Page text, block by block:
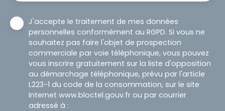
J'accepte le traitement de mes données
personnelles conformément au RGPD. Si vous ne
souhaitez pas faire l'objet de prospection
commerciale par voie téléphonique, vous pouvez
vous inscrire gratuitement sur la liste d'opposition
au démarchage téléphonique, prévu par l'article
L223-1 du code de la consommation, sur le site
Internet www.bloctel.gouv.fr ou par courrier
adressé à :